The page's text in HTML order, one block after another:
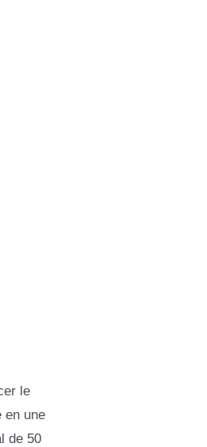
le
en une
de 50